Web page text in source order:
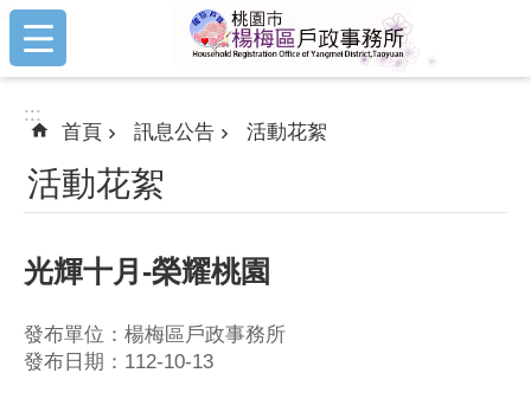
跳到主要內容區塊
:::
:::
首頁 訊息公告 活動花絮
活動花絮
光輝十月-榮耀桃園
發布單位：楊梅區戶政事務所
發布日期：112-10-13